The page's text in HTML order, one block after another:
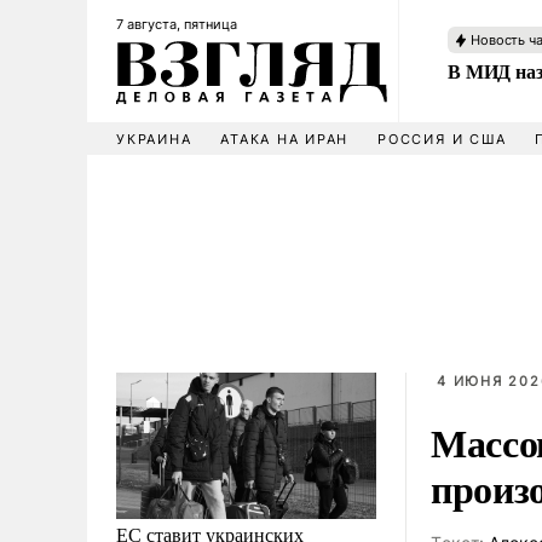
7 августа, пятница
Новость
В МИД
УКРАИНА АТАКА НА ИРАН РОССИЯ И США
ЕС ставит украинских
4 ИЮНЯ